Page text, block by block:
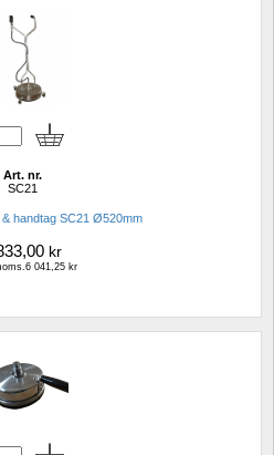
Art. nr.
SC21
handtag SC21 Ø520mm
kr
041,25 kr